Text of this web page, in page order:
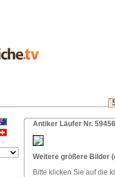
Antiker Läufer Nr.
Weitere größere Bilder
Bitte klicken Sie auf die